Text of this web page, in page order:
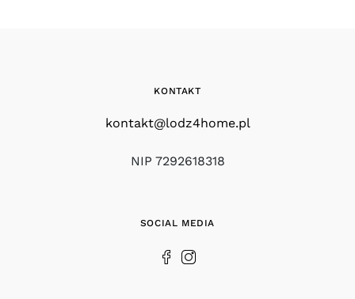
KONTAKT
kontakt@lodz4home.pl
NIP 7292618318
SOCIAL MEDIA